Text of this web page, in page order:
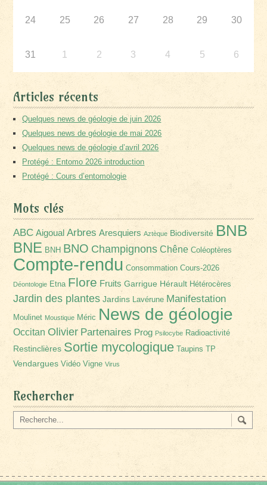
24 25 26 27 28 29 30
31 1 2 3 4 5 6
Articles récents
Quelques news de géologie de juin 2026
Quelques news de géologie de mai 2026
Quelques news de géologie d’avril 2026
Protégé : Entomo 2026 introduction
Protégé : Cours d’entomologie
Mots clés
ABC Aigoual Arbres Aresquiers Aztèque Biodiversité BNB
BNE BNH BNO Champignons Chêne Coléoptères
Compte-rendu Consommation Cours-2026
Déontologie Etna Flore Fruits Garrigue Hérault Hétérocères
Jardin des plantes Jardins Lavérune Manifestation
Moulinet Moustique Méric News de géologie
Occitan Olivier Partenaires Prog Psilocybe Radioactivité
Restinclières Sortie mycologique Taupins TP
Vendargues Vidéo Vigne Virus
Rechercher